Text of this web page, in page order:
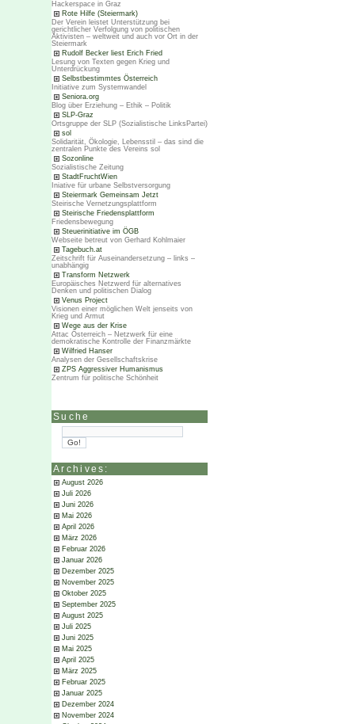
Hackerspace in Graz
Rote Hilfe (Steiermark)
Der Verein leistet Unterstützung bei
gerichtlicher Verfolgung von politischen
Aktivisten – weltweit und auch vor Ort in der
Steiermark
Rudolf Becker liest Erich Fried
Lesung von Texten gegen Krieg und
Unterdrückung
Selbstbestimmtes Österreich
Initiative zum Systemwandel
Seniora.org
Blog über Erziehung – Ethik – Politik
SLP-Graz
Ortsgruppe der SLP (Sozialistische LinksPartei)
sol
Solidarität, Ökologie, Lebensstil – das sind die
zentralen Punkte des Vereins sol
Sozonline
Sozialistische Zeitung
StadtFruchtWien
Iniative für urbane Selbstversorgung
Steiermark Gemeinsam Jetzt
Steirische Vernetzungsplattform
Steirische Friedensplattform
Friedensbewegung
Steuerinitiative im ÖGB
Webseite betreut von Gerhard Kohlmaier
Tagebuch.at
Zeitschrift für Auseinandersetzung – links –
unabhängig
Transform Netzwerk
Europäisches Netzwerd für alternatives
Denken und politischen Dialog
Venus Project
Visionen einer möglichen Welt jenseits von
Krieg und Armut
Wege aus der Krise
Attac Österreich – Netzwerk für eine
demokratische Kontrolle der Finanzmärkte
Wilfried Hanser
Analysen der Gesellschaftskrise
ZPS Aggressiver Humanismus
Zentrum für politische Schönheit
Suche
Archives:
August 2026
Juli 2026
Juni 2026
Mai 2026
April 2026
März 2026
Februar 2026
Januar 2026
Dezember 2025
November 2025
Oktober 2025
September 2025
August 2025
Juli 2025
Juni 2025
Mai 2025
April 2025
März 2025
Februar 2025
Januar 2025
Dezember 2024
November 2024